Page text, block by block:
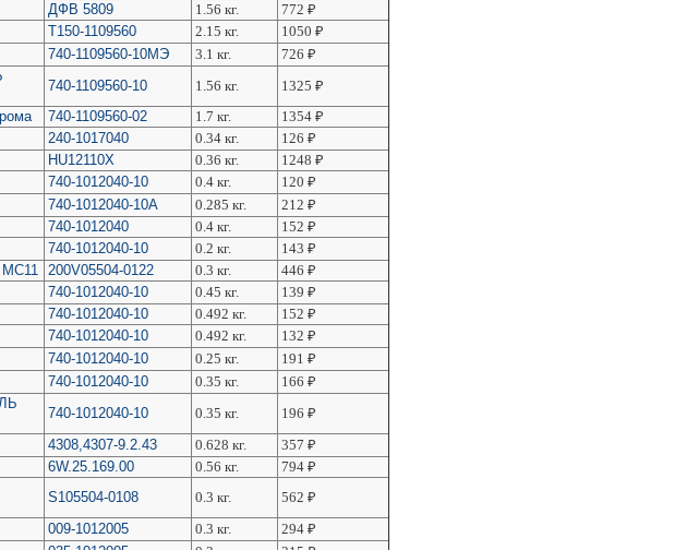
ДФВ 5809 1.56 кг. 772 ₽
Т150-1109560 2.15 кг. 1050 ₽
740-1109560-10МЭ 3.1 кг. 726 ₽
740-1109560-10 1.56 кг. 1325 ₽
740-1109560-02 1.7 кг. 1354 ₽
240-1017040 0.34 кг. 126 ₽
HU12110X 0.36 кг. 1248 ₽
740-1012040-10 0.4 кг. 120 ₽
740-1012040-10А 0.285 кг. 212 ₽
740-1012040 0.4 кг. 152 ₽
740-1012040-10 0.2 кг. 143 ₽
200V05504-0122 0.3 кг. 446 ₽
740-1012040-10 0.45 кг. 139 ₽
740-1012040-10 0.492 кг. 152 ₽
740-1012040-10 0.492 кг. 132 ₽
740-1012040-10 0.25 кг. 191 ₽
740-1012040-10 0.35 кг. 166 ₽
740-1012040-10 0.35 кг. 196 ₽
4308,4307-9.2.43 0.628 кг. 357 ₽
6W.25.169.00 0.56 кг. 794 ₽
S105504-0108 0.3 кг. 562 ₽
009-1012005 0.3 кг. 294 ₽